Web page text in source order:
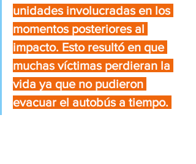
unidades involucradas en los
momentos posteriores al
impacto. Esto resultó en que
muchas víctimas perdieran la
vida ya que no pudieron
evacuar el autobús a tiempo.